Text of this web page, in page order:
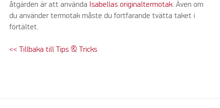
åtgärden är att använda Isabellas originaltermotak. Även om
du använder termotak måste du fortfarande tvätta taket i
förtältet.
<< Tillbaka till Tips & Tricks